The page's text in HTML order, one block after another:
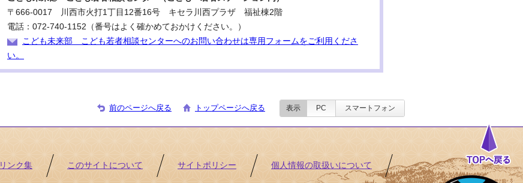
〒666-0017 川西市火打1丁目12番16号 キセラ川西プラザ 福祉棟2階
電話：072-740-1152（番号はよく確かめておかけください。）
こども未来部 こども若者相談センターへのお問い合わせは専用フォームをご利用くださ
い。
前のページへ戻る トップページへ戻る 表示 PC スマートフォン
リンク集 このサイトについて サイトポリシー 個人情報の取扱いについて